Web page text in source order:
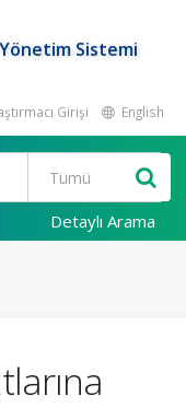
Sistemi
Girişi English
Detaylı Arama